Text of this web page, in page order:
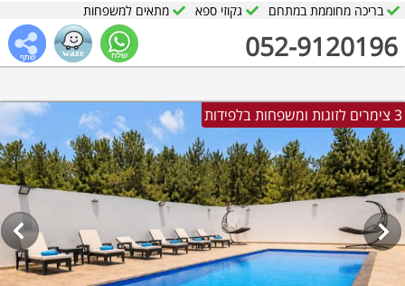
052-9120196
בריכה מחוממת במתחם גקוזי ספא מתאים למשפחות
3 צימרים לזוגות ומשפחות בלפידות